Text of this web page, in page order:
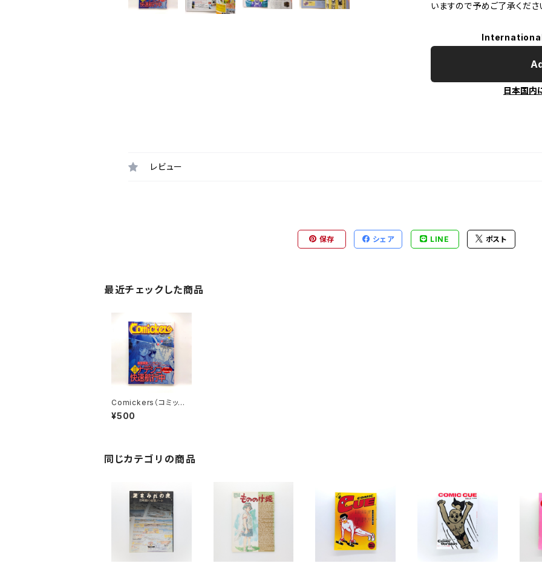
いますので予めご了承くださ
日本国内
レビュー
保存 シェア LINE ポスト
最近チェックした商品
Comickers（コミッカ
ーズ） 1997年2月
号 特集：ナデシコ快速
¥500
同じカテゴリの商品